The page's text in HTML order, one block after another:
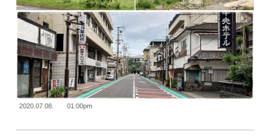
2020.07.08. 01:00pm